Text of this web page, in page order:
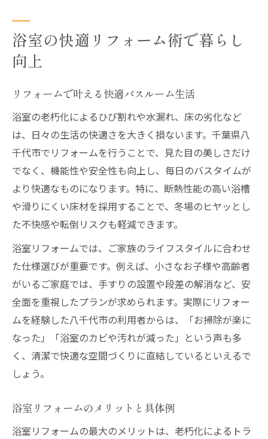
劣化浴室を蘇らせるリフォームの工夫
リフォームが生み出す新たな価値とは
劣化対策に最適なリフォームプラン
補助金活用でリフォーム費用を賢く節約
リフォーム補助金の基礎知識と申請法
補助金を使ったリフォーム費用節約術
リフォームで活用できる補助金の種類
賢いリフォーム費用削減のポイント
補助金制度を活かしたリフォーム事例
理想の浴室空間へ導くリフォームの流れ
リフォーム前の準備と計画のコツ
浴室リフォームの基本ステップ解説
理想の浴室を実現するリフォーム工程
リフォーム後の満足度が高い理由とは
地元密着型リフォーム業者の選び方
リフォーム業者比較の重要な視点解説
浴室の快適リフォーム術で暮らし
向上
リフォームで叶える快適バスルーム生活
浴室の老朽化によるひび割れや水漏れ、床の劣化など
は、日々の生活の快適さを大きく損ないます。千葉県八
千代市でリフォームを行うことで、見た目の美しさだけ
でなく、機能性や安全性も向上し、毎日のバスタイムが
より快適なものになります。特に、断熱性能の高い浴槽
や滑りにくい床材を採用することで、冬場のヒヤッとし
た不快感や転倒リスクも軽減できます。
浴室リフォームでは、ご家族のライフスタイルに合わせ
た仕様選びが重要です。例えば、小さなお子様や高齢者
がいるご家庭では、手すりの設置や段差の解消など、安
全面を重視したプランが求められます。実際にリフォー
ムを経験した八千代市の利用者からは、「お掃除が楽に
なった」「浴室のカビや汚れが減った」という声も多
く、清潔で快適な空間づくりに直結しているといえるで
しょう。
浴室リフォームのメリットと具体例
浴室リフォームの最大のメリットは、老朽化によるトラ